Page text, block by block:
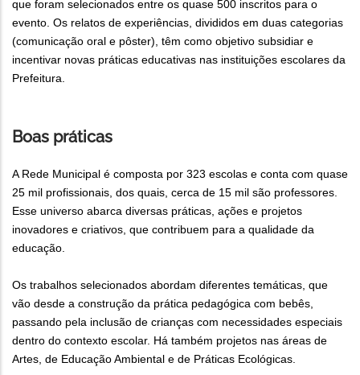
que foram selecionados entre os quase 500 inscritos para o
evento. Os relatos de experiências, divididos em duas categorias
(comunicação oral e pôster), têm como objetivo subsidiar e
incentivar novas práticas educativas nas instituições escolares da
Prefeitura.
Boas práticas
A Rede Municipal é composta por 323 escolas e conta com quase
25 mil profissionais, dos quais, cerca de 15 mil são professores.
Esse universo abarca diversas práticas, ações e projetos
inovadores e criativos, que contribuem para a qualidade da
educação.
Os trabalhos selecionados abordam diferentes temáticas, que
vão desde a construção da prática pedagógica com bebês,
passando pela inclusão de crianças com necessidades especiais
dentro do contexto escolar. Há também projetos nas áreas de
Artes, de Educação Ambiental e de Práticas Ecológicas.